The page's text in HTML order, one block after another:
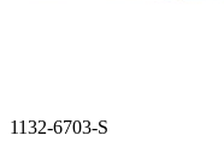
1132-6703-S